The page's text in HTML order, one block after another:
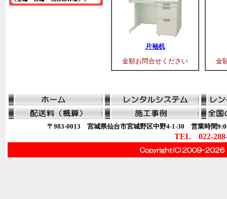
片袖机
金額お問合せください
金
〒983-0013 宮城県仙台市宮城野区中野4-1-30 営業時間
TEL 022-